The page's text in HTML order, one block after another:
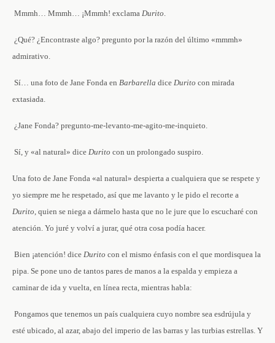
­ Mmmh… Mmmh… ¡Mmmh! ­exclama Durito.
­ ¿Qué? ¿Encontraste algo? ­pregunto por la razón del último «mmmh»
admirativo.
­ Sí… una foto de Jane Fonda en Barbarella ­dice Durito con mirada
extasiada.
­ ¿Jane Fonda? ­pregunto-me-levanto-me-agito-me-inquieto.
­ Sí, y «al natural» ­dice Durito con un prolongado suspiro.
Una foto de Jane Fonda «al natural» despierta a cualquiera que se respete y
yo siempre me he respetado, así que me lavanto y le pido el recorte a
Durito, quien se niega a dármelo hasta que no le jure que lo escucharé con
atención. Yo juré y volví a jurar, qué otra cosa podía hacer.
­ Bien ¡atención! ­dice Durito con el mismo énfasis con el que mordisquea la
pipa. Se pone uno de tantos pares de manos a la espalda y empieza a
caminar de ida y vuelta, en línea recta, mientras habla:
­ Pongamos que tenemos un país cualquiera cuyo nombre sea esdrújula y
esté ubicado, al azar, abajo del imperio de las barras y las turbias estrellas. Y